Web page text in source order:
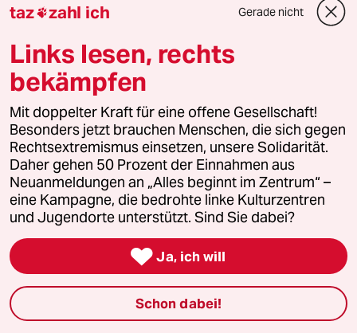
3
Zurück zu den antikommunistischen
Wurzeln
4 Unfall von CDU-Abgeordnetem
Thomas Bareiß crasht bei voller
Dröhnung
5 Niedrigwasser in Mittel- und Osteuropa
Stromkrise mit Ansage
Was tun gegen den Energiewende-Rollback?
taz zahl ich Gerade nicht
Links lesen, rechts
bekämpfen
Mit doppelter Kraft für eine offene Gesellschaft!
Besonders jetzt brauchen Menschen, die sich gegen
Rechtsextremismus einsetzen, unsere Solidarität.
Daher gehen 50 Prozent der Einnahmen aus
Neuanmeldungen an „Alles beginnt im Zentrum“ –
eine Kampagne, die bedrohte linke Kulturzentren
und Jugendorte unterstützt. Sind Sie dabei?
 Ja, ich will
Schon dabei!